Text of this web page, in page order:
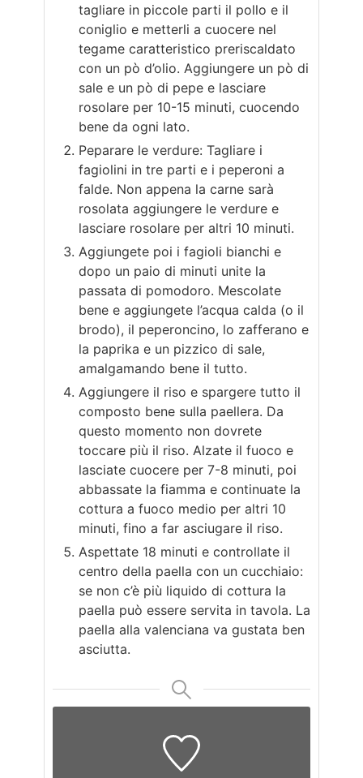
tagliare in piccole parti il pollo e il
coniglio e metterli a cuocere nel
tegame caratteristico preriscaldato
con un pò d’olio. Aggiungere un pò di
sale e un pò di pepe e lasciare
rosolare per 10-15 minuti, cuocendo
bene da ogni lato.
Peparare le verdure: Tagliare i
fagiolini in tre parti e i peperoni a
falde. Non appena la carne sarà
rosolata aggiungere le verdure e
lasciare rosolare per altri 10 minuti.
Aggiungete poi i fagioli bianchi e
dopo un paio di minuti unite la
passata di pomodoro. Mescolate
bene e aggiungete l’acqua calda (o il
brodo), il peperoncino, lo zafferano e
la paprika e un pizzico di sale,
amalgamando bene il tutto.
Aggiungere il riso e spargere tutto il
composto bene sulla paellera. Da
questo momento non dovrete
toccare più il riso. Alzate il fuoco e
lasciate cuocere per 7-8 minuti, poi
abbassate la fiamma e continuate la
cottura a fuoco medio per altri 10
minuti, fino a far asciugare il riso.
Aspettate 18 minuti e controllate il
centro della paella con un cucchiaio:
se non c’è più liquido di cottura la
paella può essere servita in tavola. La
paella alla valenciana va gustata ben
asciutta.